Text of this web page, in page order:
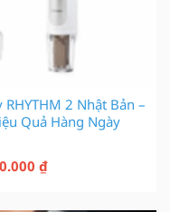
2 Nhật Bản –
Quả Hàng Ngày
₫Giá
tại